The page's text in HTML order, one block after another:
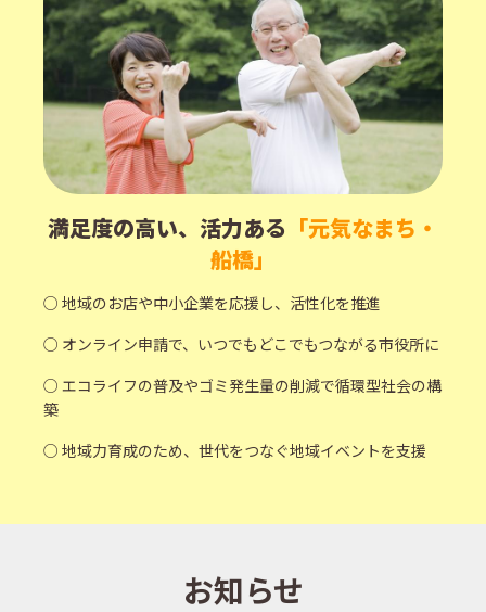
満足度の高い、活力ある 「元気なまち・
船橋」
○ 地域のお店や中小企業を応援し、活性化を推進
○ オンライン申請で、いつでもどこでもつながる市役所に
○ エコライフの普及やゴミ発生量の削減で循環型社会の構
築
○ 地域力育成のため、世代をつなぐ地域イベントを支援
お知らせ